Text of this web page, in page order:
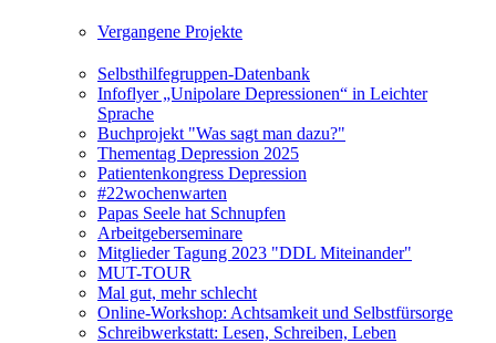
Vergangene Projekte
Selbsthilfegruppen-Datenbank
Infoflyer „Unipolare Depressionen“ in Leichter
Sprache
Buchprojekt "Was sagt man dazu?"
Thementag Depression 2025
Patientenkongress Depression
#22wochenwarten
Papas Seele hat Schnupfen
Arbeitgeberseminare
Mitglieder Tagung 2023 "DDL Miteinander"
MUT-TOUR
Mal gut, mehr schlecht
Online-Workshop: Achtsamkeit und Selbstfürsorge
Schreibwerkstatt: Lesen, Schreiben, Leben